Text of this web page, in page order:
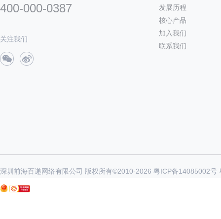
400-000-0387
关注我们
发展历程
核心产品
加入我们
联系我们
深圳前海百递网络有限公司 版权所有©2010-2026 粤ICP备14085002号